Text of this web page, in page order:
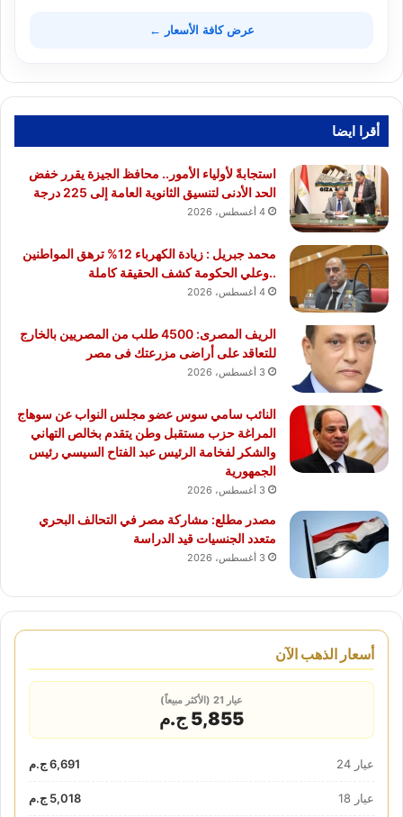
عرض كافة الأسعار ←
أقرا ايضا
استجابةً لأولياء الأمور.. محافظ الجيزة يقرر خفض
الحد الأدنى لتنسيق الثانوية العامة إلى 225 درجة
4 أغسطس، 2026
محمد جبريل : زيادة الكهرباء 12% ترهق المواطنين
..وعلي الحكومة كشف الحقيقة كاملة
4 أغسطس، 2026
الريف المصرى: 4500 طلب من المصريين بالخارج
للتعاقد على أراضى مزرعتك فى مصر
3 أغسطس، 2026
النائب سامي سوس عضو مجلس النواب عن سوهاج
المراغة حزب مستقبل وطن يتقدم بخالص التهاني
والشكر لفخامة الرئيس عبد الفتاح السيسي رئيس
الجمهورية
3 أغسطس، 2026
مصدر مطلع: مشاركة مصر في التحالف البحري
متعدد الجنسيات قيد الدراسة
3 أغسطس، 2026
أسعار الذهب الآن
عيار 21 (الأكثر مبيعاً)
5,855 ج.م
عيار 24 6,691 ج.م
عيار 18 5,018 ج.م